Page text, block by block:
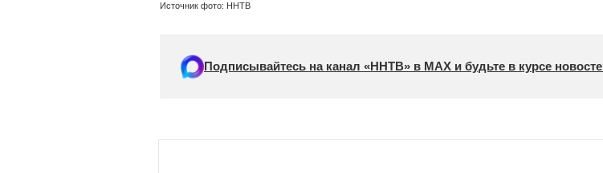
Источник фото: ННТВ
Подписывайтесь на канал «ННТВ» в МАХ и будьте в курсе